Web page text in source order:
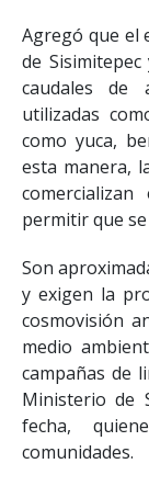
Agregó que el
de
caudales de
utilizadas
como yuca,
esta manera,
permitir que
Son
y exigen la
cosmovisión
medio
campañas de
Ministerio de
fecha,
comunidades.